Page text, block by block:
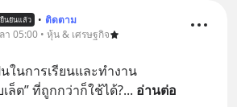
ยืนยันแล้ว • ติดตาม
า 05:00 • หุ้น & เศรษฐกิจ
ในการเรียนและทำงาน
ล็ต” ที่ถูกกว่าก็ใช้ได้?... อ่านต่อ